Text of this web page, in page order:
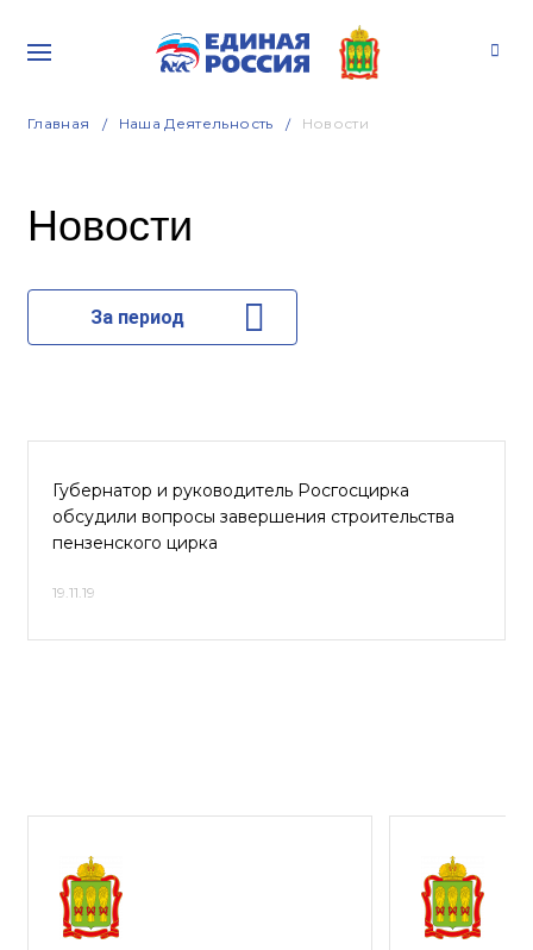
Главная Наша Деятельность Новости
Новости
За период
Губернатор и руководитель Росгосцирка
обсудили вопросы завершения строительства
пензенского цирка
19.11.19